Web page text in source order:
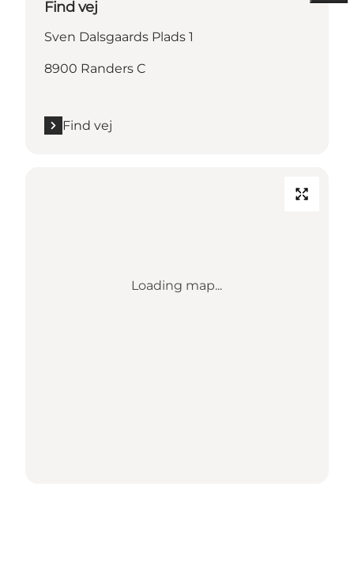
Find vej
Sven Dalsgaards Plads 1
8900 Randers C
Find vej
Loading map...